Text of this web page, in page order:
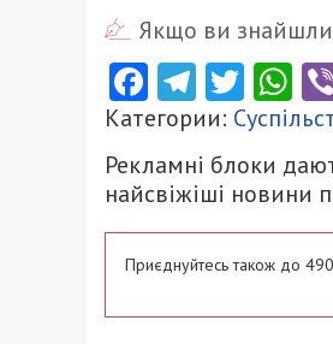
Якщо ви знайшли
Facebook
Категории:
Рекламні блоки
найсвіжіші новини
Приєднуйтесь також до